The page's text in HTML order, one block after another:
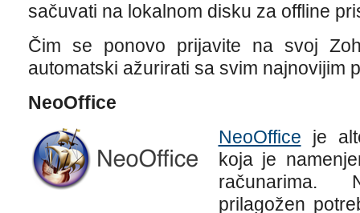
sačuvati na lokalnom disku za offline
Čim se ponovo prijavite na svoj
automatski ažurirati sa svim najnovijim
NeoOffice
NeoOffice je
koja je
računarima.
prilagožen